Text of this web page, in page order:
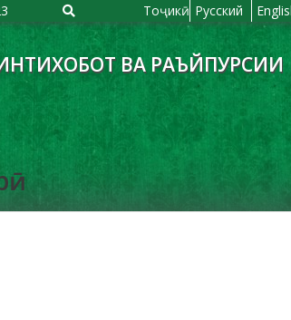
Тоҷикӣ Русский
ВА РАЪЙПУРСИИ